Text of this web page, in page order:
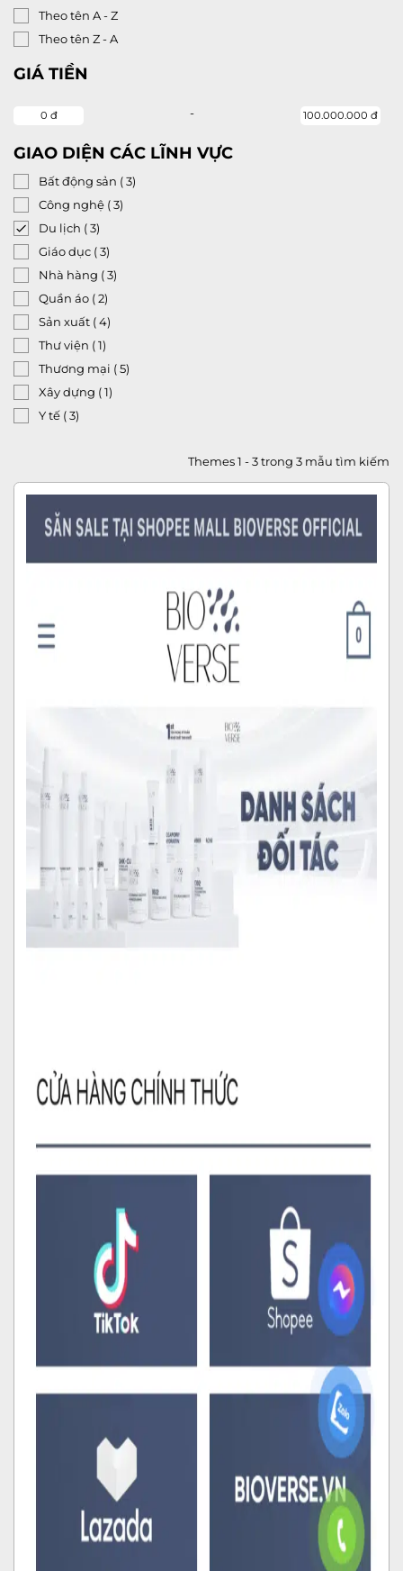
Theo tên A - Z
Theo tên Z - A
GIÁ TIỀN
0 đ - 100.000.000 đ
GIAO DIỆN CÁC LĨNH VỰC
Bất động sản ( 3)
Công nghệ ( 3)
Du lịch ( 3)
Giáo dục ( 3)
Nhà hàng ( 3)
Quần áo ( 2)
Sản xuất ( 4)
Thư viện ( 1)
Thương mại ( 5)
Xây dựng ( 1)
Y tế ( 3)
Themes 1 - 3 trong 3 mẫu tìm kiếm